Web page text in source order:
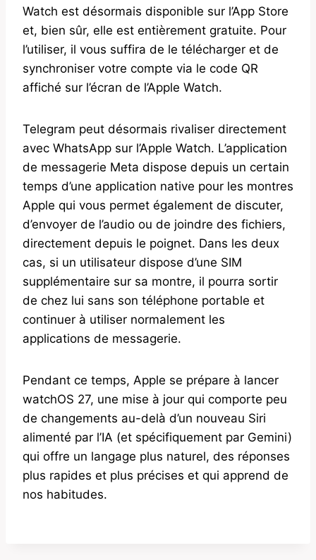
Watch est désormais disponible sur l’App Store
et, bien sûr, elle est entièrement gratuite. Pour
l’utiliser, il vous suffira de le télécharger et de
synchroniser votre compte via le code QR
affiché sur l’écran de l’Apple Watch.
Telegram peut désormais rivaliser directement
avec WhatsApp sur l’Apple Watch. L’application
de messagerie Meta dispose depuis un certain
temps d’une application native pour les montres
Apple qui vous permet également de discuter,
d’envoyer de l’audio ou de joindre des fichiers,
directement depuis le poignet. Dans les deux
cas, si un utilisateur dispose d’une SIM
supplémentaire sur sa montre, il pourra sortir
de chez lui sans son téléphone portable et
continuer à utiliser normalement les
applications de messagerie.
Pendant ce temps, Apple se prépare à lancer
watchOS 27, une mise à jour qui comporte peu
de changements au-delà d’un nouveau Siri
alimenté par l’IA (et spécifiquement par Gemini)
qui offre un langage plus naturel, des réponses
plus rapides et plus précises et qui apprend de
nos habitudes.